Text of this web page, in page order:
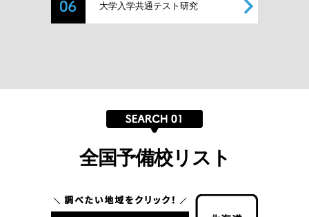
大学入学共通テスト研究
全国予備校リスト